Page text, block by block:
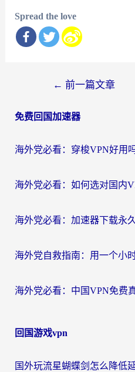
Spread the love
导
← 前一篇文章
免费回国加速器
回国游戏vpn